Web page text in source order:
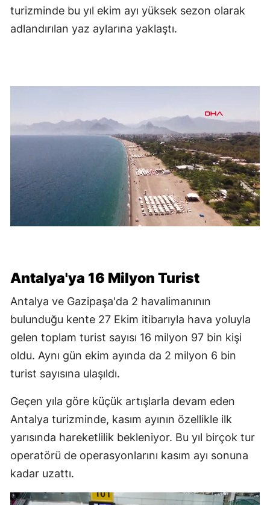
turizminde bu yıl ekim ayı yüksek sezon olarak
adlandırılan yaz aylarına yaklaştı.
Antalya'ya 16 Milyon Turist
Antalya ve Gazipaşa'da 2 havalimanının
bulunduğu kente 27 Ekim itibarıyla hava yoluyla
gelen toplam turist sayısı 16 milyon 97 bin kişi
oldu. Aynı gün ekim ayında da 2 milyon 6 bin
turist sayısına ulaşıldı.
Geçen yıla göre küçük artışlarla devam eden
Antalya turizminde, kasım ayının özellikle ilk
yarısında hareketlilik bekleniyor. Bu yıl birçok tur
operatörü de operasyonlarını kasım ayı sonuna
kadar uzattı.